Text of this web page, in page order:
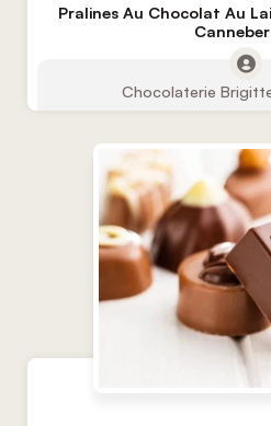
Pralines Au Chocolat Au
Chocolaterie